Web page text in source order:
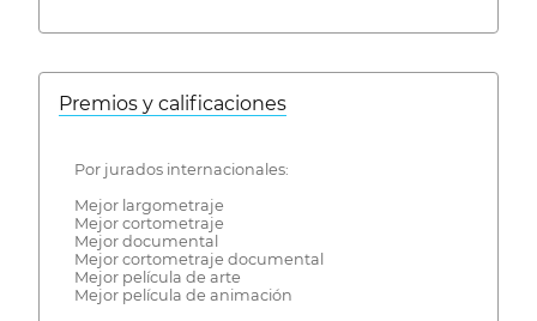
Premios y calificaciones
Por jurados internacionales:
Mejor largometraje
Mejor cortometraje
Mejor documental
Mejor cortometraje documental
Mejor película de arte
Mejor película de animación